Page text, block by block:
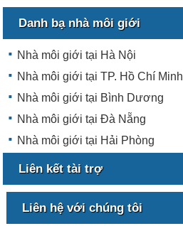
Danh bạ nhà môi giới
Nhà môi giới tại Hà Nội
Nhà môi giới tại TP. Hồ Chí Minh
Nhà môi giới tại Bình Dương
Nhà môi giới tại Đà Nẵng
Nhà môi giới tại Hải Phòng
Liên kết tài trợ
Liên hệ với chúng tôi